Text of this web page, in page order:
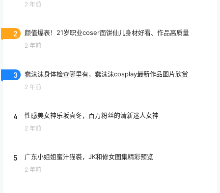
2 年前
2 颜值爆表！21岁职业coser面饼仙儿身材好看、作品高质量
2 年前
3 蠢沫沫身体检查哪里有，蠢沫沫cosplay最新作品图片欣赏
2 年前
4 性感美女神乐坂真冬，百万粉丝的清新迷人女神
2 年前
5 广东小姐姐蜜汁猫裘，JK和修女图集精彩预览
2 年前